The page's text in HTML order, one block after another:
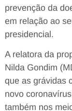
prevenção da
em relação ao
presidencial.
A relatora da
Nilda Gondim
que as grávidas
novo
também nos